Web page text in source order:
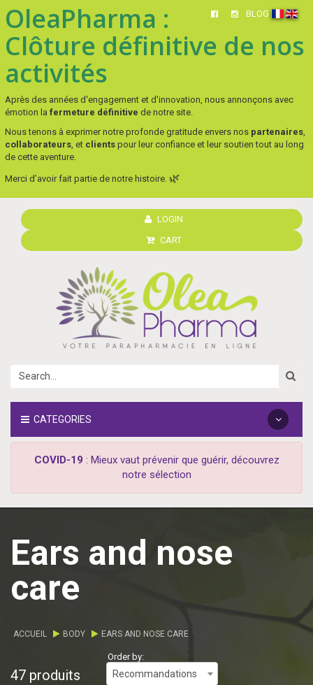
BLOG
OleaPharma :
Clôture définitive de nos
activités
Après des années d'engagement et d'innovation, nous annonçons avec
émotion la fermeture définitive de notre site.
Nous tenons à exprimer notre profonde gratitude envers nos partenaires,
collaborateurs, et clients pour leur confiance et leur soutien tout au long
de cette aventure.
Merci d’avoir fait partie de notre histoire. 🌿
LOGIN
CART
CATEGORIES
COVID-19 : Mieux vaut prévenir que guérir, découvrez
notre sélection
Ears and nose
care
ACCUEIL BODY EARS AND NOSE CARE
47 produits
Order by:
Recommandations